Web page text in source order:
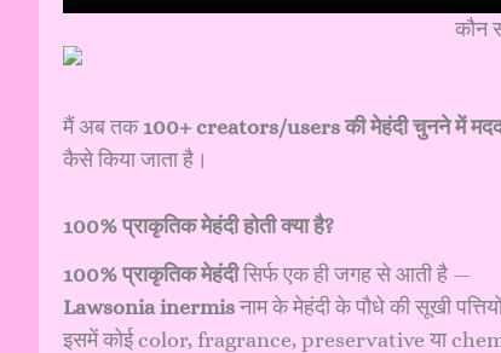
कौन
मैं अब तक 100+ creators/users की मेहंदी चुनने में
कैसे किया जाता है।
100% प्राकृतिक मेहंदी होती क्या है?
100% प्राकृतिक मेहंदीसिर्फ एक ही जगह से आती है —
Lawsonia inermisनाम के मेहंदी के पौधे की सूखी
इसमें कोई color, fragrance, preservative या